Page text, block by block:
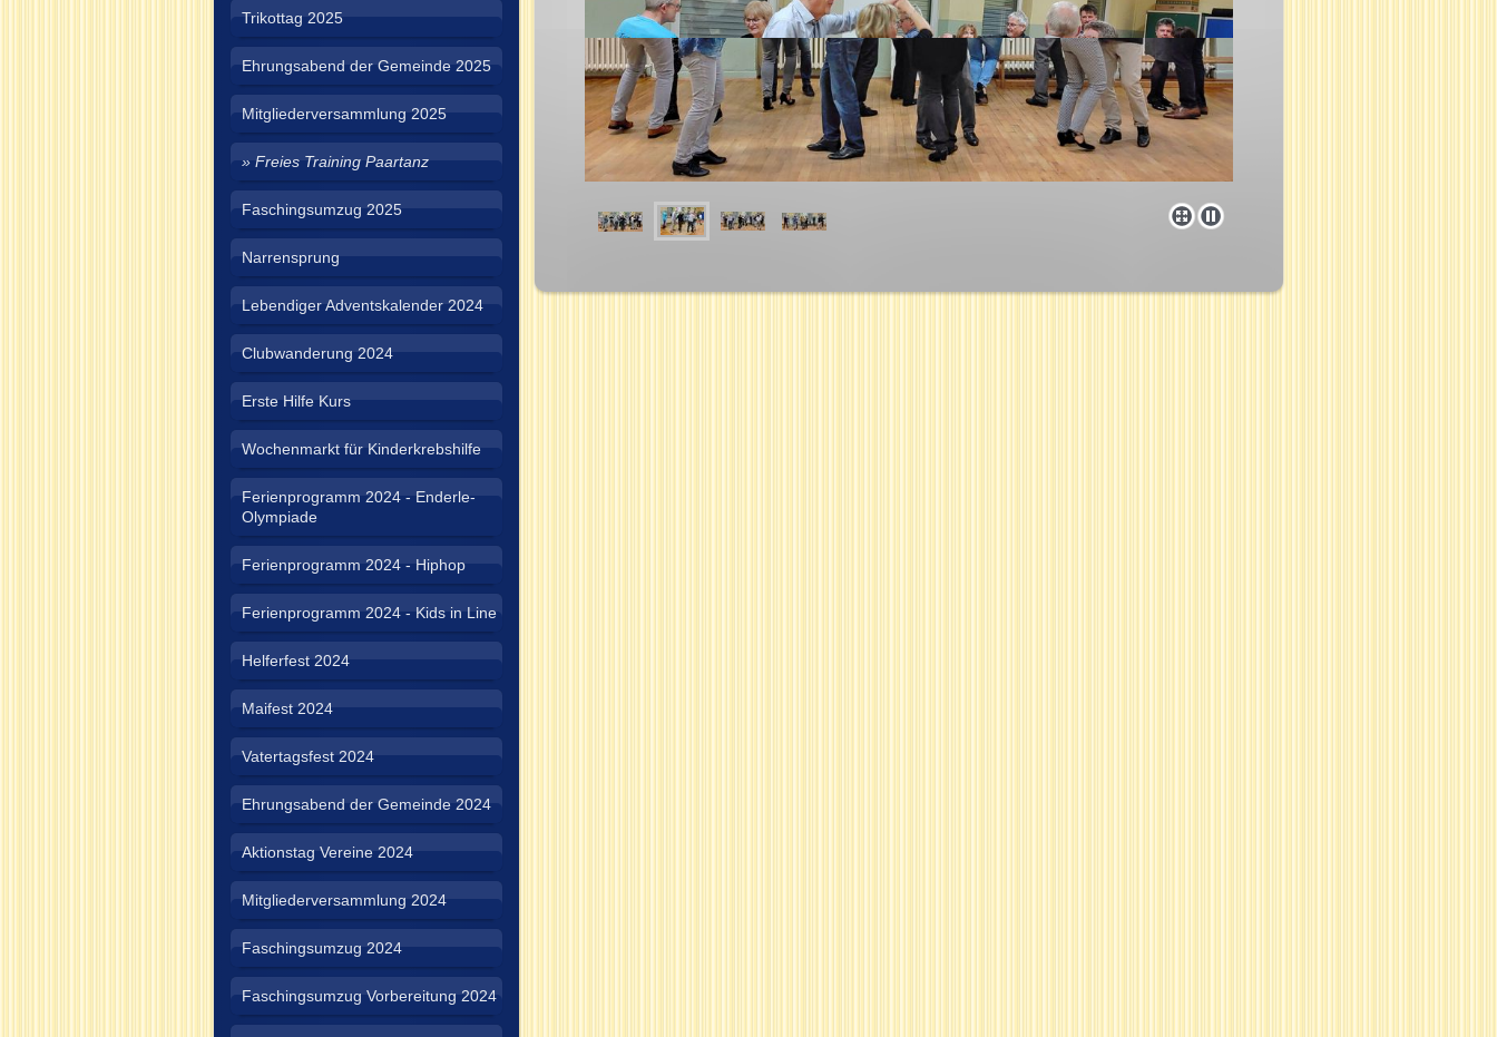
Trikottag 2025
Ehrungsabend der Gemeinde 2025
Mitgliederversammlung 2025
Freies Training Paartanz
Faschingsumzug 2025
Narrensprung
Lebendiger Adventskalender 2024
Clubwanderung 2024
Erste Hilfe Kurs
Wochenmarkt für Kinderkrebshilfe
Ferienprogramm 2024 - Enderle-
Olympiade
Ferienprogramm 2024 - Hiphop
Ferienprogramm 2024 - Kids in Line
Helferfest 2024
Maifest 2024
Vatertagsfest 2024
Ehrungsabend der Gemeinde 2024
Aktionstag Vereine 2024
Mitgliederversammlung 2024
Faschingsumzug 2024
Faschingsumzug Vorbereitung 2024